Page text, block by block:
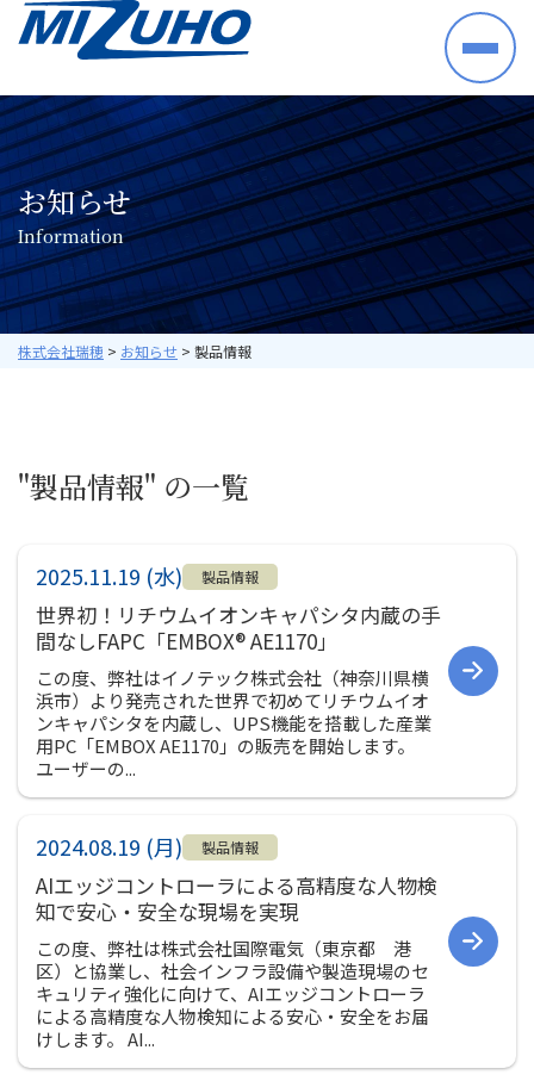
HOME
事業案内
半導体・電子部品・材料
産業機械・制御機器
空調機器・住宅設備機器
プラントシステム
海外ビジネス
取り扱いメーカー
暮らしの中の瑞穂
研修・教育について
募集要項
会社案内
ご挨拶
会社概要
会社組織図
会社沿革
関連会社
決算公告
環境への取り組み
CSR
お知らせ
プライバシーポリシー
お知らせ
Information
株式会社瑞穂 > お知らせ > 製品情報
"製品情報" の一覧
2025.11.19 (水) 製品情報
世界初！リチウムイオンキャパシタ内蔵の手
間なしFAPC「EMBOX® AE1170」
この度、弊社はイノテック株式会社（神奈川県横
浜市）より発売された世界で初めてリチウムイオ
ンキャパシタを内蔵し、UPS機能を搭載した産業
用PC「EMBOX AE1170」の販売を開始します。
ユーザーの...
2024.08.19 (月) 製品情報
AIエッジコントローラによる高精度な人物検
知で安心・安全な現場を実現
この度、弊社は株式会社国際電気（東京都 港
区）と協業し、社会インフラ設備や製造現場のセ
キュリティ強化に向けて、AIエッジコントローラ
による高精度な人物検知による安心・安全をお届
けします。 AI...